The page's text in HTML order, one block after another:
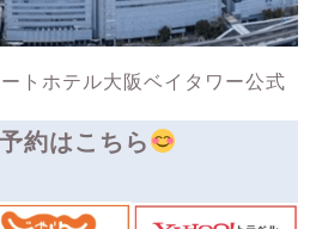
ートホテル大阪ベイタワー公式
約はこちら